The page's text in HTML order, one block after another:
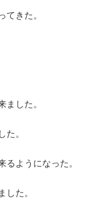
てきた。
ました。
た。
るようになった。
した。